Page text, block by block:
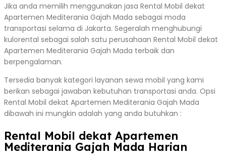
Jika anda memilih menggunakan jasa Rental Mobil dekat
Apartemen Mediterania Gajah Mada sebagai moda
transportasi selama di Jakarta. Segeralah menghubungi
kulorental sebagai salah satu perusahaan Rental Mobil dekat
Apartemen Mediterania Gajah Mada terbaik dan
berpengalaman.
Tersedia banyak kategori layanan sewa mobil yang kami
berikan sebagai jawaban kebutuhan transportasi anda. Opsi
Rental Mobil dekat Apartemen Mediterania Gajah Mada
dibawah ini mungkin adalah yang anda butuhkan :
Rental Mobil dekat Apartemen
Mediterania Gajah Mada Harian